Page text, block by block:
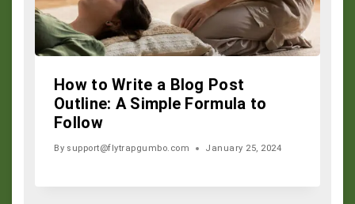
How to Write a Blog Post
Outline: A Simple Formula to
Follow
By support@flytrapgumbo.com January 25, 2024